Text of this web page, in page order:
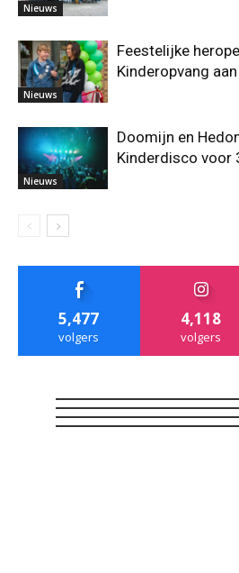
Nieuws
Nieuws
Feestelijke
Kinderopvang
Nieuws
Doomijn en
Kinderdisco voor
5,477
volgers
4,118
volgers